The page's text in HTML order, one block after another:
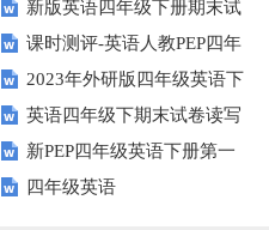
新版英语四年级下册期末试
卷 课时测评-英语人教PEP四年
级上册 unit3 What would you
like-PartB练习及答案 (3)
2023年外研版四年级英语下
册期中检测试题
英语四年级下期末试卷读写
部分答案
新PEP四年级英语下册第一
单元测试题
四年级英语